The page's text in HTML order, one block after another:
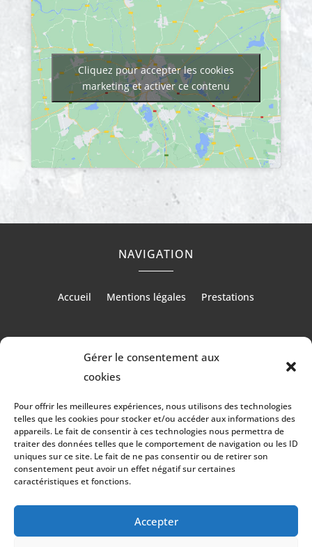
Gérer le consentement aux
cookies
Pour offrir les meilleures expériences, nous utilisons des technologies
telles que les cookies pour stocker et/ou accéder aux informations des
appareils. Le fait de consentir à ces technologies nous permettra de
traiter des données telles que le comportement de navigation ou les ID
uniques sur ce site. Le fait de ne pas consentir ou de retirer son
consentement peut avoir un effet négatif sur certaines
caractéristiques et fonctions.
Accepter
Cliquez pour accepter les cookies
marketing et activer ce contenu
NAVIGATION
Accueil Mentions légales Prestations
RÉALISATION